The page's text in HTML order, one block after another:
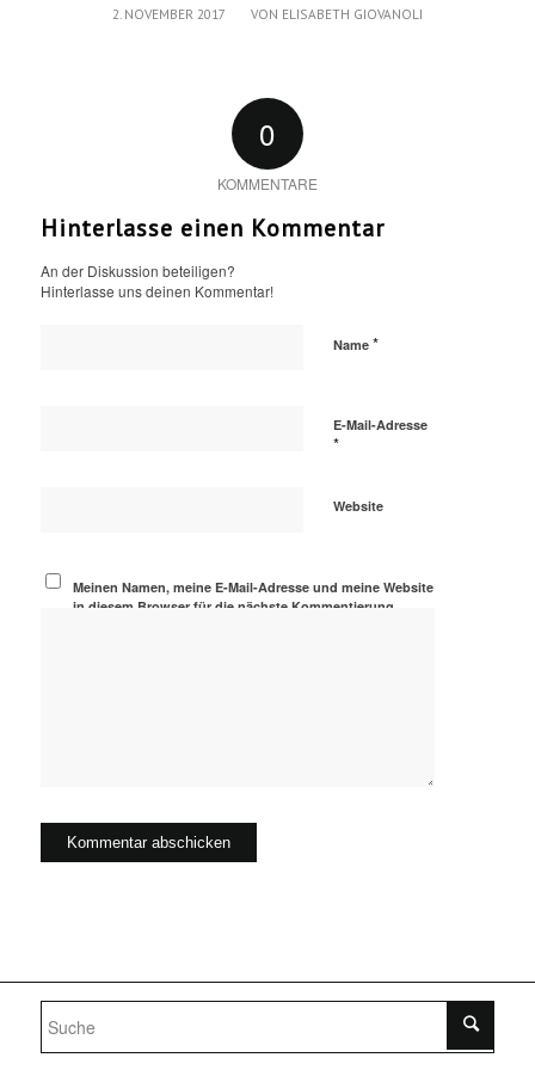
2. NOVEMBER 2017
/ VON ELISABETH GIOVANOLI
0
KOMMENTARE
Hinterlasse einen Kommentar
An der Diskussion beteiligen?
Hinterlasse uns deinen Kommentar!
Name *
E-Mail-Adresse
*
Website
Meinen Namen, meine E-Mail-Adresse und meine Website
in diesem Browser für die nächste Kommentierung